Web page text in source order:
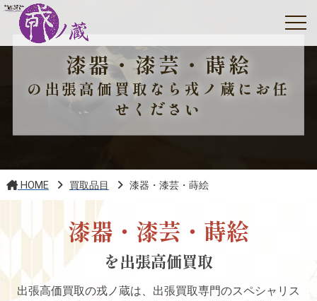
漆器・漆芸・蒔絵
の出張高価買取なら戎ノ蔵にお任
せください
HOME 買取品目 漆器・漆芸・蒔絵
漆器・漆芸・蒔絵
を出張高価買取
出張高価買取の戎ノ蔵は、出張買取専門のスペシャリス